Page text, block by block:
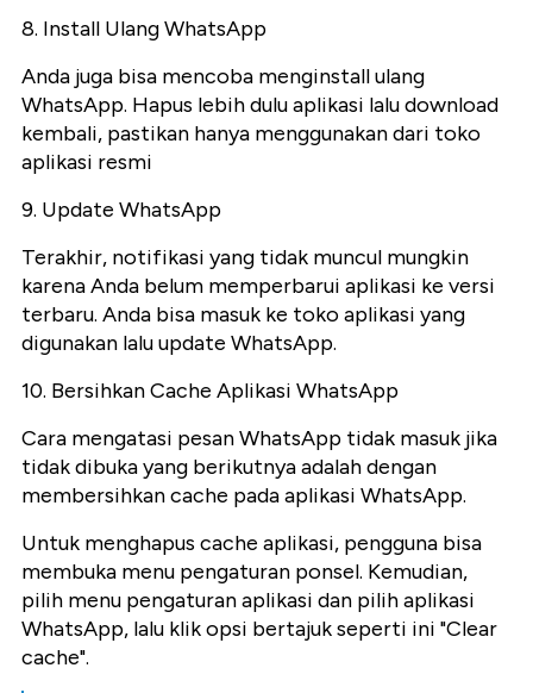
8. Install Ulang WhatsApp
Anda juga bisa mencoba menginstall ulang
WhatsApp. Hapus lebih dulu aplikasi lalu download
kembali, pastikan hanya menggunakan dari toko
aplikasi resmi
9. Update WhatsApp
Terakhir, notifikasi yang tidak muncul mungkin
karena Anda belum memperbarui aplikasi ke versi
terbaru. Anda bisa masuk ke toko aplikasi yang
digunakan lalu update WhatsApp.
10. Bersihkan Cache Aplikasi WhatsApp
Cara mengatasi pesan WhatsApp tidak masuk jika
tidak dibuka yang berikutnya adalah dengan
membersihkan cache pada aplikasi WhatsApp.
Untuk menghapus cache aplikasi, pengguna bisa
membuka menu pengaturan ponsel. Kemudian,
pilih menu pengaturan aplikasi dan pilih aplikasi
WhatsApp, lalu klik opsi bertajuk seperti ini "Clear
cache".